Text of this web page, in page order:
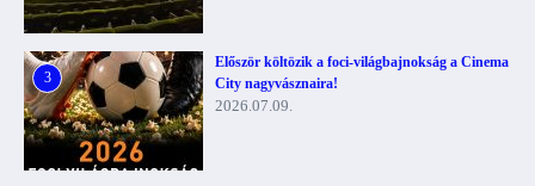
3
Először költözik a foci-világbajnokság a Cinema
City nagyvásznaira!
2026.07.09.